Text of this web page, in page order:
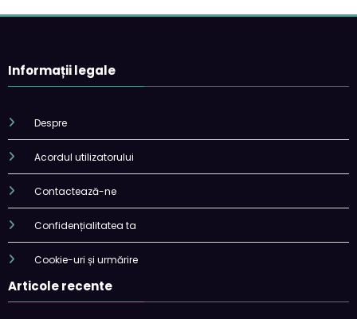
Informații legale
Despre
Acordul utilizatorului
Contactează-ne
Confidențialitatea ta
Cookie-uri și urmărire
Articole recente